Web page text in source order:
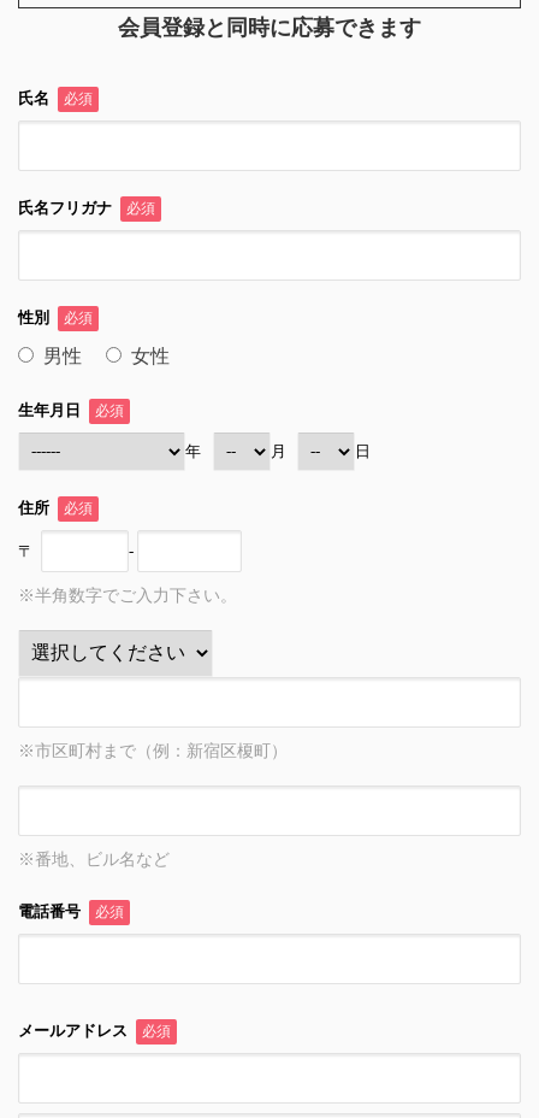
会員登録と同時に応募できます
氏名 必須
氏名フリガナ 必須
性別 必須
男性 女性
生年月日 必須
年 月 日
住所 必須
〒 -
※半角数字でご入力下さい。
※市区町村まで（例：新宿区榎町）
※番地、ビル名など
電話番号 必須
メールアドレス 必須